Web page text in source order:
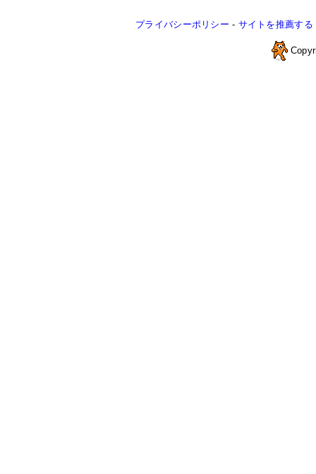
プライバシーポリシー - サイトを推薦する